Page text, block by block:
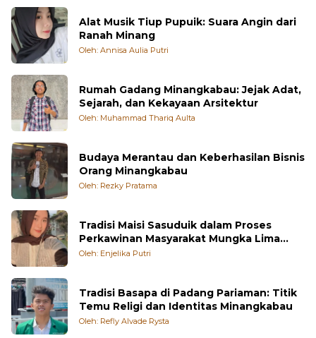
Alat Musik Tiup Pupuik: Suara Angin dari
Ranah Minang
Oleh: Annisa Aulia Putri
Rumah Gadang Minangkabau: Jejak Adat,
Sejarah, dan Kekayaan Arsitektur
Oleh: Muhammad Thariq Aulta
Budaya Merantau dan Keberhasilan Bisnis
Orang Minangkabau
Oleh: Rezky Pratama
Tradisi Maisi Sasuduik dalam Proses
Perkawinan Masyarakat Mungka Lima
Puluh Kota
Oleh: Enjelika Putri
Tradisi Basapa di Padang Pariaman: Titik
Temu Religi dan Identitas Minangkabau
Oleh: Refly Alvade Rysta